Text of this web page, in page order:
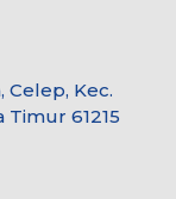
Celep, Kec.
Timur 61215